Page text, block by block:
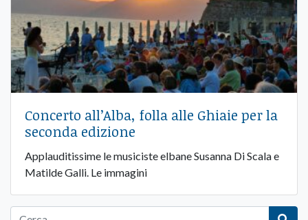
Concerto all’Alba, folla alle Ghiaie per la
seconda edizione
Applauditissime le musiciste elbane Susanna Di Scala e
Matilde Galli. Le immagini